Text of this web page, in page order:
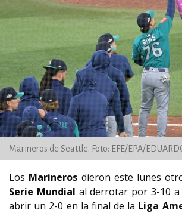
Marineros de Seattle. Foto: EFE/EPA/
Los Marineros dieron este lunes
Serie Mundial al derrotar por 3-10
abrir un 2-0 en la final de la Liga